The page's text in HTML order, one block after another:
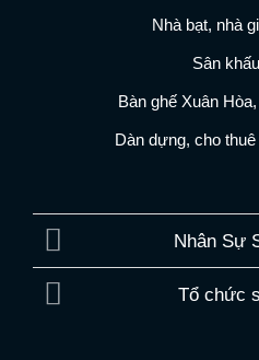
Nhà bạt, nhà
Sân
Bàn ghế Xuân
Dàn dựng, cho
Nhân Sự
Tổ chức